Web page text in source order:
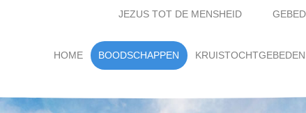
JEZUS TOT DE MENSHEID
HOME BOODSCHAPPEN (current)
KRUISTOCHTGEBEDEN